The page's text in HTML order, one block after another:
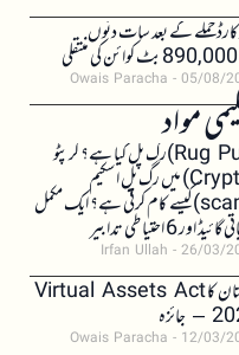
حملے کے بعد سات دنوں
Owais Paracha 05/08/
مواد(Rug Pull)رگ پل کیا ہے؟ کرپٹو
(Crypto) میں رگ پل اسکیم
(scam)کیسے کام کرتی ہے؟ ایک مکمل
اور 6 احتیاطی تدابیر
Irfan Ullah 26/03/
پاکستان کا Virtual Assets Act
Owais Paracha 12/03/